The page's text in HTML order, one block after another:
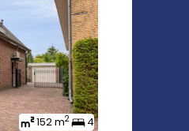
152 m2 4